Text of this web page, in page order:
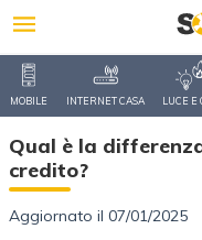
MOBILE INTERNET CASA LUCE E
Qual è la
credito?
Aggiornato il 07/01/2025